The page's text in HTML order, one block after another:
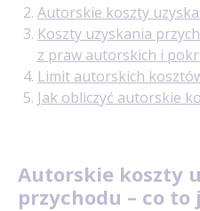
Autorskie koszty
Koszty uzyskania
z praw autorskich i
Limit autorskich
Jak obliczyć autorskie
Autorskie koszty
przychodu – co to